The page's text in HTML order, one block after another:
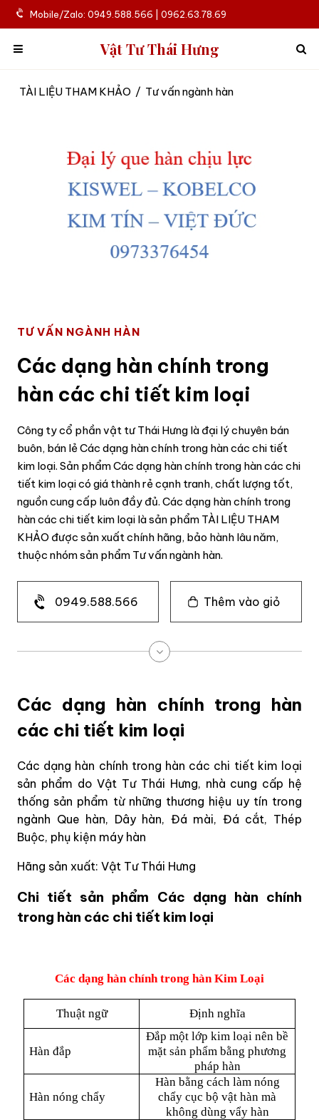
Mobile/Zalo: 0949.588.566 | 0962.63.78.69
Vật Tư Thái Hưng
TÀI LIỆU THAM KHẢO / Tư vấn ngành hàn
TƯ VẤN NGÀNH HÀN
Các dạng hàn chính trong
hàn các chi tiết kim loại
Công ty cổ phần vật tư Thái Hưng là đại lý chuyên bán
buôn, bán lẻ Các dạng hàn chính trong hàn các chi tiết
kim loại. Sản phẩm Các dạng hàn chính trong hàn các chi
tiết kim loại có giá thành rẻ cạnh tranh, chất lượng tốt,
nguồn cung cấp luôn đầy đủ. Các dạng hàn chính trong
hàn các chi tiết kim loại là sản phẩm TÀI LIỆU THAM
KHẢO được sản xuất chính hãng, bảo hành lâu năm,
thuộc nhóm sản phẩm Tư vấn ngành hàn.
0949.588.566 Thêm vào giỏ
Các dạng hàn chính trong hàn
các chi tiết kim loại
Các dạng hàn chính trong hàn các chi tiết kim loại
sản phẩm do Vật Tư Thái Hưng, nhà cung cấp hệ
thống sản phẩm từ những thương hiệu uy tín trong
ngành Que hàn, Dây hàn, Đá mài, Đá cắt, Thép
Buộc, phụ kiện máy hàn
Hãng sản xuất: Vật Tư Thái Hưng
Chi tiết sản phẩm Các dạng hàn chính
trong hàn các chi tiết kim loại
Các dạng hàn chính trong hàn Kim Loại
Thuật ngữ Định nghĩa
Hàn đắp
Đắp một lớp kim loại nên bề
mặt sản phẩm bằng phương
pháp hàn
Hàn nóng chẩy
Hàn bằng cách làm nóng
chẩy cục bộ vật hàn mà
không dùng vẩy hàn